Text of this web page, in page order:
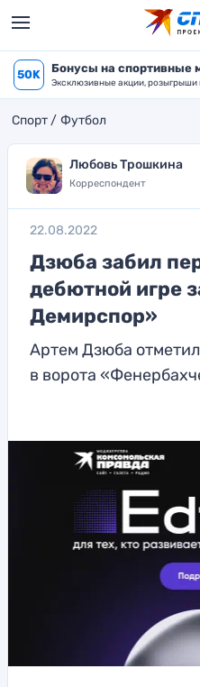
50K Бонусы на спортивные
Эксклюзивные акции, розыгрыши
Спорт Футбол
Любовь Трошкина
Корреспондент
22.08.2022
Дзюба забил
дебютной игре
Демирспор»
Артем Дзюба
в ворота